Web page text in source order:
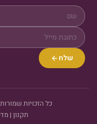
שלח
כל הזכויות שמורות
תקנון |